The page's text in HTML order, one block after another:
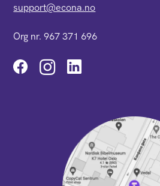
support@econa.no
Org nr. 967 371 696
Instagram